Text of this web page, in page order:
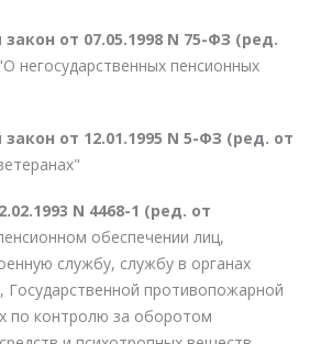
от 07.05.1998 N 75-ФЗ (ред.
негосударственных пенсионных
от 12.01.1995 N 5-ФЗ (ред. от
N 4468-1 (ред. от
обеспечении лиц,
службу, службу в органах
Государственной противопожарной
по контролю за оборотом